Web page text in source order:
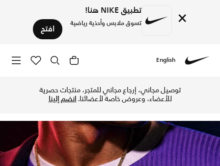
× تطبيق NIKE هنا!
تسوق ملابس وأحذية رياضية افتح
English
توصيل مجاني، إرجاع مجاني للمتجر، منتجات حصرية
للأعضاء، وعروض خاصة لأعضائنا.انضم إلينا